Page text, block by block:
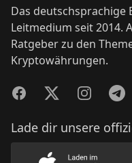
Das deutschsprachige
Leitmedium seit 2014.
Ratgeber zu den
Kryptowährungen.
FacebookTwitterInstagram
Lade dir unsere